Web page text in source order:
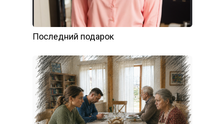
Последний подарок